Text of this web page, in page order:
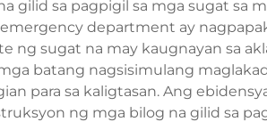
gilid sa pagpigil sa mga sugat sa
department ay
ng sugat na may kaugnayan sa
batang nagsisimulang
para sa kaligtasan. Ang
ng mga bilog na gilid sa